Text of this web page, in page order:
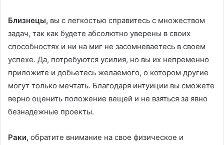
Близнецы, вы с легкостью справитесь с множеством
задач, так как будете абсолютно уверены в своих
способностях и ни на миг не засомневаетесь в своем
успехе. Да, потребуются усилия, но вы их непременно
приложите и добьетесь желаемого, о котором другие
могут только мечтать. Благодаря интуиции вы сможете
верно оценить положение вещей и не взяться за явно
безнадежные проекты.
Раки, обратите внимание на свое физическое и